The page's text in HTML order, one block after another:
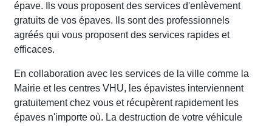
épave. Ils vous proposent des services d'enlèvement
gratuits de vos épaves. Ils sont des professionnels
agréés qui vous proposent des services rapides et
efficaces.
En collaboration avec les services de la ville comme la
Mairie et les centres VHU, les épavistes interviennent
gratuitement chez vous et récupèrent rapidement les
épaves n'importe où. La destruction de votre véhicule